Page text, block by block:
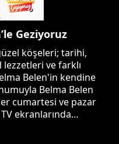
Geziyoruz
köşeleri; tarihi,
lezzetleri ve farklı
Belen'in kendine
Belma Belen
cumartesi ve pazar
TV ekranlarında…